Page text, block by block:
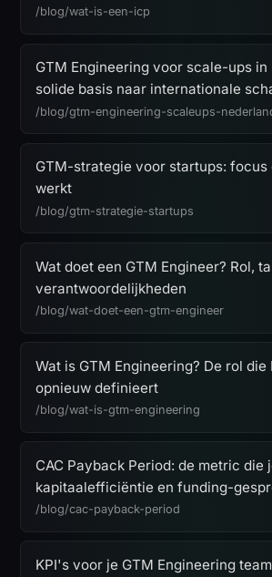
/blog/wat-is-een-icp
GTM Engineering voor scale-ups in
solide basis naar internationale
/blog/gtm-engineering-scaleups-
GTM-strategie voor startups: focus
werkt
/blog/gtm-strategie-startups
Wat doet een GTM Engineer? Rol,
verantwoordelijkheden
/blog/wat-doet-een-gtm-engineer
Wat is GTM Engineering? De rol die
opnieuw definieert
/blog/wat-is-gtm-engineering
CAC Payback Period: de metric die
kapitaalefficiëntie en funding-
/blog/cac-payback-period
KPI's voor je GTM Engineering